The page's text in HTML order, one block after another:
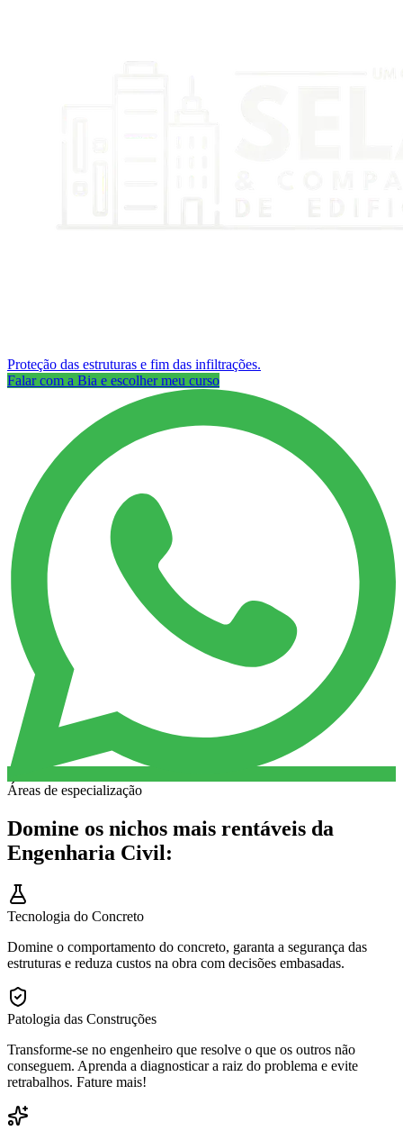
Proteção das estruturas e fim das infiltrações.
Falar com a Bia e escolher meu curso
Áreas de especialização
Domine os nichos mais rentáveis da
Engenharia Civil:
Tecnologia do Concreto
Domine o comportamento do concreto, garanta a segurança das
estruturas e reduza custos na obra com decisões embasadas.
Patologia das Construções
Transforme-se no engenheiro que resolve o que os outros não
conseguem. Aprenda a diagnosticar a raiz do problema e evite
retrabalhos. Fature mais!